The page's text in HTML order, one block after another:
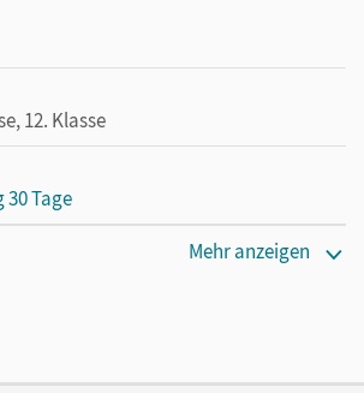
12. Klasse
30 Tage
Mehr anzeigen